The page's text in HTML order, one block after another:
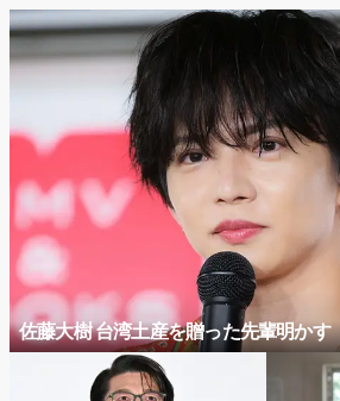
佐藤大樹 台湾土産を贈った先輩明かす